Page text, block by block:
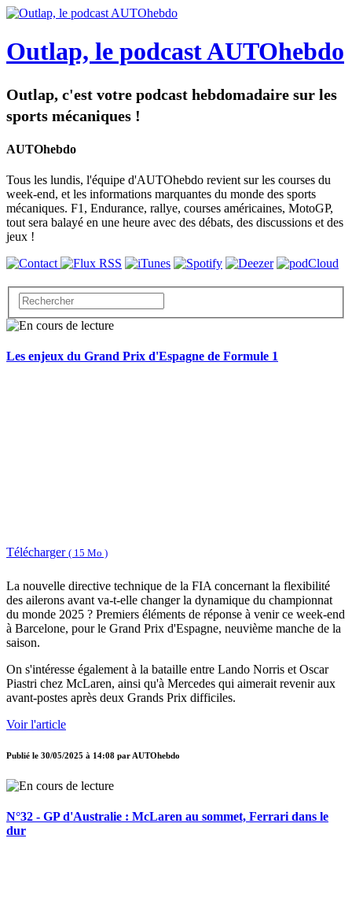
Outlap, le podcast AUTOhebdo
Outlap, c'est votre podcast hebdomadaire sur les
sports mécaniques !
AUTOhebdo
Tous les lundis, l'équipe d'AUTOhebdo revient sur les courses du
week-end, et les informations marquantes du monde des sports
mécaniques. F1, Endurance, rallye, courses américaines, MotoGP,
tout sera balayé en une heure avec des débats, des discussions et des
jeux !
Les enjeux du Grand Prix d'Espagne de Formule 1
Télécharger ( 15 Mo )
La nouvelle directive technique de la FIA concernant la flexibilité
des ailerons avant va-t-elle changer la dynamique du championnat
du monde 2025 ? Premiers éléments de réponse à venir ce week-end
à Barcelone, pour le Grand Prix d'Espagne, neuvième manche de la
saison.
On s'intéresse également à la bataille entre Lando Norris et Oscar
Piastri chez McLaren, ainsi qu'à Mercedes qui aimerait revenir aux
avant-postes après deux Grands Prix difficiles.
Voir l'article
Publié le 30/05/2025 à 14:08 par AUTOhebdo
N°32 - GP d'Australie : McLaren au sommet, Ferrari dans le
dur